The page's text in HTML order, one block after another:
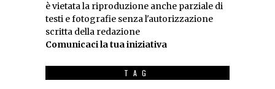
è vietata la riproduzione anche parziale di
testi e fotografie senza l'autorizzazione
scritta della redazione
Comunicaci la tua iniziativa
TAG